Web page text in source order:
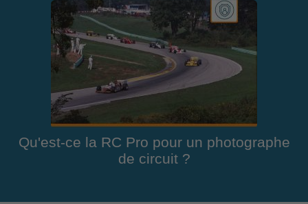
Qu'est-ce la RC Pro pour un photographe
de circuit ?